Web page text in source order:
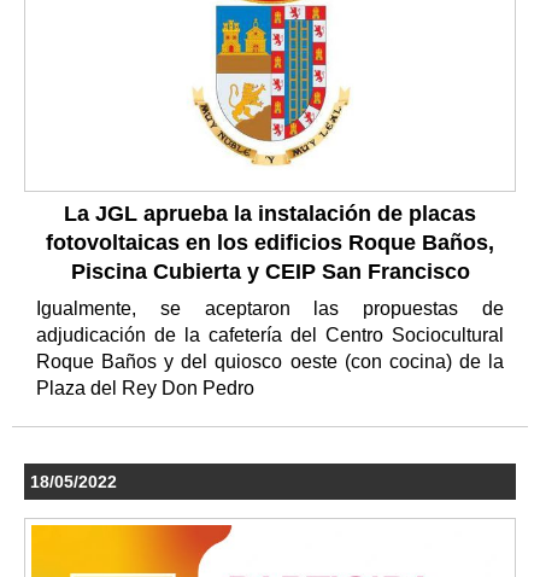
La JGL aprueba la instalación de placas
fotovoltaicas en los edificios Roque Baños,
Piscina Cubierta y CEIP San Francisco
Igualmente, se aceptaron las propuestas de
adjudicación de la cafetería del Centro Sociocultural
Roque Baños y del quiosco oeste (con cocina) de la
Plaza del Rey Don Pedro
18/05/2022